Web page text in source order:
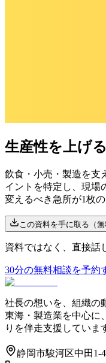
生産性を上げ
飲食・小売・製造を支
イントを特定し、現場
変えるべき急所が1枚
この資料を手に取る（無
資料ではなく、直接話
30分の無料相談を予約
社長の想いを、組織の
東海・製造業を中心に
りを伴走支援していま
静岡市駿河区中田1-